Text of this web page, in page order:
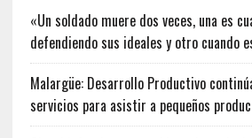
«Un soldado muere dos veces, una es
defendiendo sus ideales y otro cuando
Malargüe: Desarrollo Productivo
servicios para asistir a pequeños